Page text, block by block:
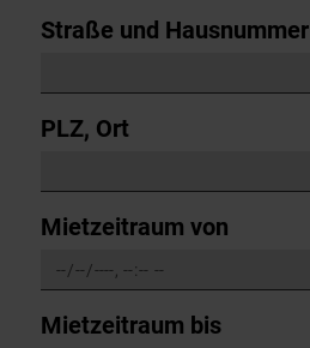
Straße und Hausnummer
PLZ, Ort
Mietzeitraum von
Mietzeitraum bis